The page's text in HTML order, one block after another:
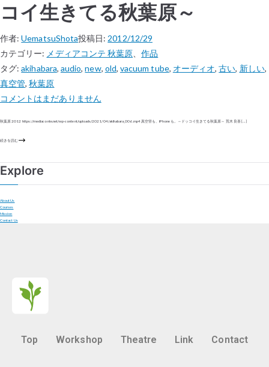
コイ生きてる秋葉原～
作者:UematsuShota投稿日: 2012/12/29
カテゴリー: メディアコンテ 秋葉原 、作品
タグ:akihabara, audio,new, old, vacuum tube, オーディオ,古い, 新しい,
真空管,秋葉原
コメントはまだありません
秋葉原 2012 https://mediaconte.net/wp-content/uploads/2021/04/akihabara_006.mp4 真空管も、iPhoneも。～ドッコイ生きてる秋葉原～ 荒木 良喜 […]
続きを読む
Explore
About Us
Courses
Mission
Contact Us
Top Workshop Theatre Link Contact